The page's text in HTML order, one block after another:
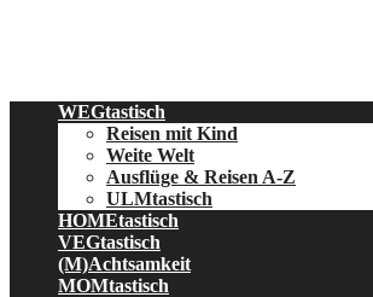
WEGtastisch
Reisen mit Kind
Weite Welt
Ausflüge & Reisen A-Z
ULMtastisch
HOMEtastisch
VEGtastisch
(M)Achtsamkeit
MOMtastisch